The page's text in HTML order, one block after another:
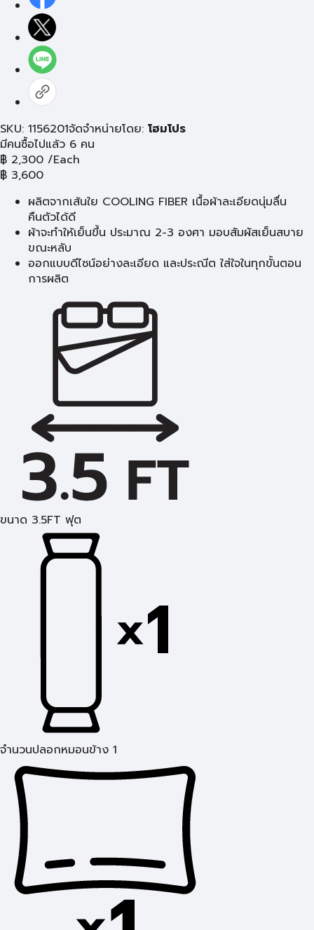
SKU: 1156201จัดจำหน่ายโดย: โฮมโปร
มีคนซื้อไปแล้ว 6 คน
฿ 2,300 /Each
฿ 3,600
ผลิตจากเส้นใย COOLING FIBER เนื้อผ้าละเอียดนุ่มลื่น
คืนตัวได้ดี
ผ้าจะทำให้เย็นขึ้น ประมาณ 2-3 องศา มอบสัมผัสเย็นสบาย
ขณะหลับ
ออกแบบดีไซน์อย่างละเอียด และประณีต ใส่ใจในทุกขั้นตอน
การผลิต
ขนาด 3.5FT ฟุต
จำนวนปลอกหมอนข้าง 1